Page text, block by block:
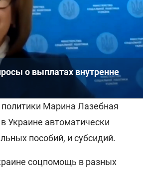
о выплатах внутренне
Марина Лазебная
Украине автоматически
пособий, и субсидий.
соцпомощь в разных